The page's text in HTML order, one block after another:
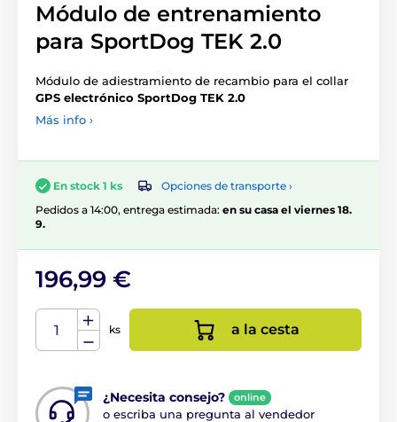
Módulo de entrenamiento
para SportDog TEK 2.0
Módulo de adiestramiento de recambio para el collar
GPS electrónico SportDog TEK 2.0
Más info ›
En stock 1 ks
Opciones de transporte ›
Pedidos a 14:00, entrega estimada: en su casa el viernes 18.
9.
196,99 €
ks a la cesta
¿Necesita consejo? online
o escriba una pregunta al vendedor